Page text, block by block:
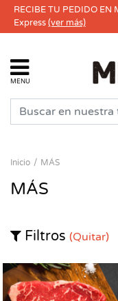
RECIBE TU PEDIDO EN
Express(ver más)
MENU
Inicio MÁS
MÁS
Filtros (Quitar)